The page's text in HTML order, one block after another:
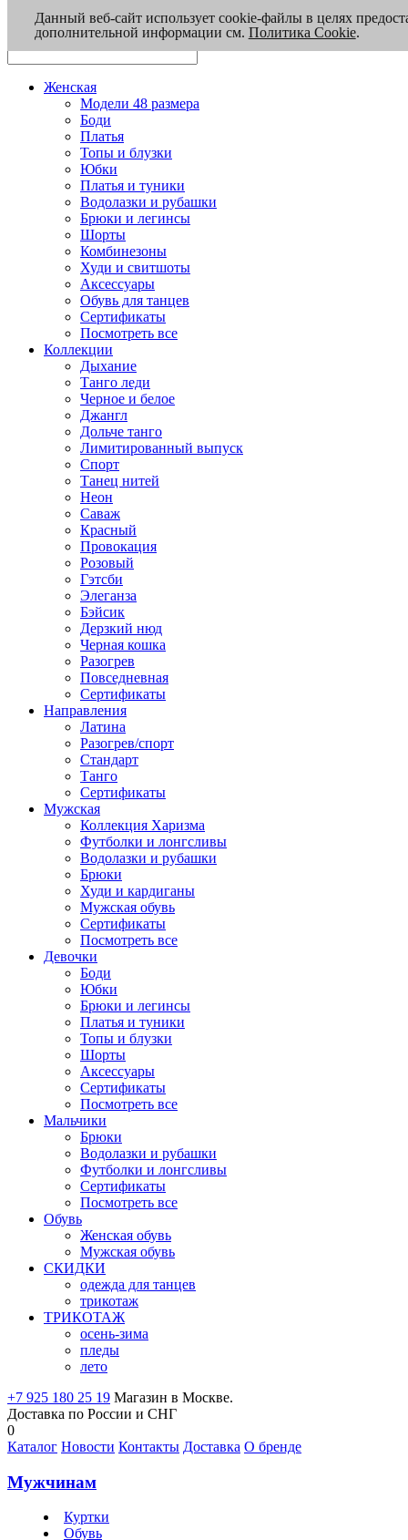
Женская
Модели 48 размера
Боди
Платья
Топы и блузки
Юбки
Платья и туники
Водолазки и рубашки
Брюки и легинсы
Шорты
Комбинезоны
Худи и свитшоты
Аксессуары
Обувь для танцев
Сертификаты
Посмотреть все
Коллекции
Дыхание
Танго леди
Черное и белое
Джангл
Дольче танго
Лимитированный выпуск
Спорт
Танец нитей
Неон
Саваж
Красный
Провокация
Розовый
Гэтсби
Элеганза
Бэйсик
Дерзкий нюд
Черная кошка
Разогрев
Повседневная
Сертификаты
Направления
Латина
Разогрев/спорт
Стандарт
Танго
Сертификаты
Мужская
Коллекция Харизма
Футболки и лонгсливы
Водолазки и рубашки
Брюки
Худи и кардиганы
Мужская обувь
Сертификаты
Посмотреть все
Девочки
Боди
Юбки
Брюки и легинсы
Платья и туники
Топы и блузки
Шорты
Аксессуары
Сертификаты
Посмотреть все
Мальчики
Брюки
Водолазки и рубашки
Футболки и лонгсливы
Сертификаты
Посмотреть все
Обувь
Женская обувь
Мужская обувь
СКИДКИ
одежда для танцев
трикотаж
ТРИКОТАЖ
осень-зима
пледы
лето
+7 925 180 25 19 Магазин в Москве.
Доставка по России и СНГ
0
Каталог Новости Контакты Доставка О бренде
Мужчинам
Куртки
Обувь
Данный веб-сайт использует cookie-файлы в целях
дополнительной информации см. Политика Cookie.